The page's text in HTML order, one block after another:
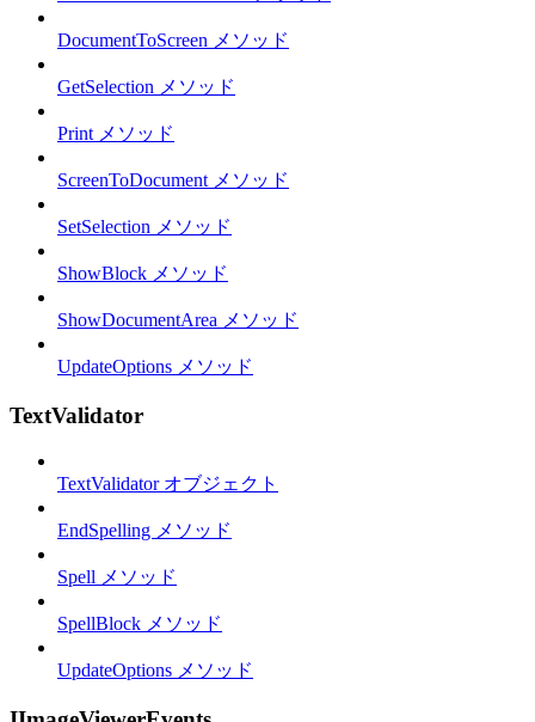
DocumentToScreen メソッド
GetSelection メソッド
Print メソッド
ScreenToDocument メソッド
SetSelection メソッド
ShowBlock メソッド
ShowDocumentArea メソッド
UpdateOptions メソッド
TextValidator
TextValidator オブジェクト
EndSpelling メソッド
Spell メソッド
SpellBlock メソッド
UpdateOptions メソッド